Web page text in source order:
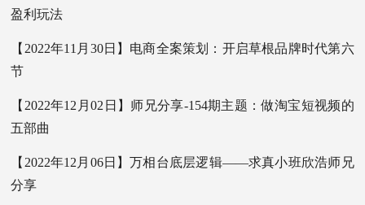
盈利玩法
【2022年11月30日】电商全案策划：开启草根品牌时代第六
节
【2022年12月02日】师兄分享-154期主题：做淘宝短视频的
五部曲
【2022年12月06日】万相台底层逻辑——求真小班欣浩师兄
分享